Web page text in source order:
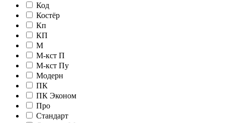
Код
Костёр
Кп
КП
М
М-кст П
М-кст Пу
Модерн
ПК
ПК Эконом
Про
Стандарт